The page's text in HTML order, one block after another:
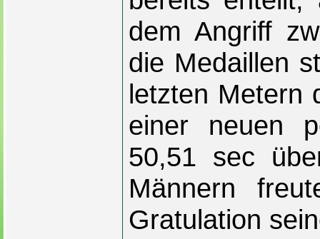
dem Angriff
die Medaillen
letzten Metern
einer neuen
50,51 sec
Männern
Gratulation